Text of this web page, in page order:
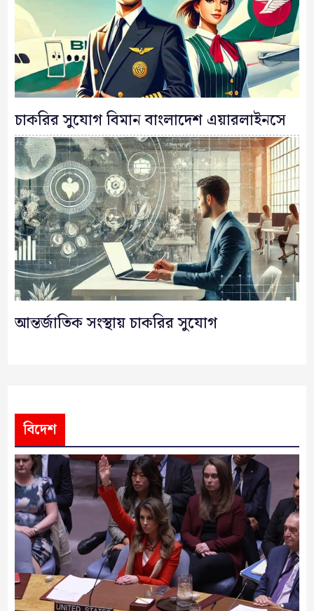
চাকরির সুযোগ বিমান বাংলাদেশ এয়ারলাইনসে
আন্তর্জাতিক সংস্থায় চাকরির সুযোগ
বিদেশ